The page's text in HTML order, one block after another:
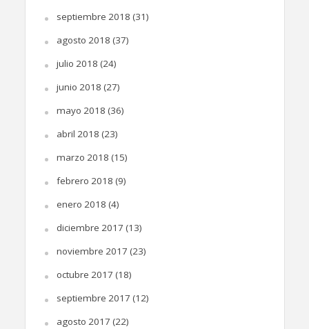
septiembre 2018 (31)
agosto 2018 (37)
julio 2018 (24)
junio 2018 (27)
mayo 2018 (36)
abril 2018 (23)
marzo 2018 (15)
febrero 2018 (9)
enero 2018 (4)
diciembre 2017 (13)
noviembre 2017 (23)
octubre 2017 (18)
septiembre 2017 (12)
agosto 2017 (22)